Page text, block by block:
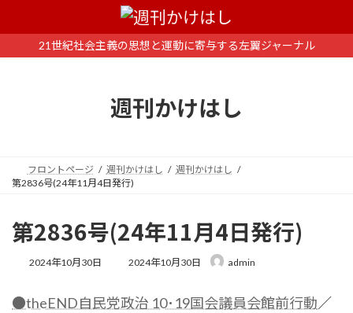
ン
ー
21世紀社会主義の思想と運動に寄与する左翼ジャーナル
週刊かけはし
フロントページ 週刊かけはし
週刊かけはし
第2836号(24年11月4日発行)
第2836号(24年11月4日発行)
2024年10月30日
最
新
2024年10月30日 admin
●theEND自民党政治 10･19国会議員会館前行動／